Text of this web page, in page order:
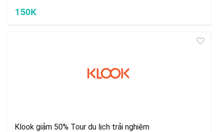
150K
Klook giảm 50% Tour du lịch trải nghiệm